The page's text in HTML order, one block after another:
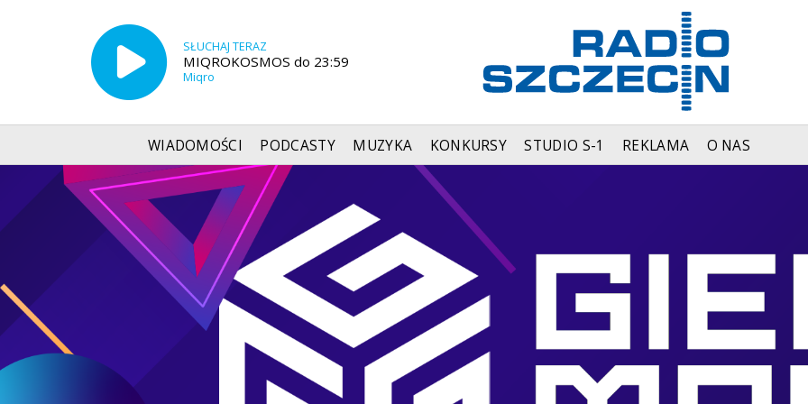
SŁUCHAJ TERAZ
MIQROKOSMOS do 23:59
Miqro
WIADOMOŚCI PODCASTY MUZYKA KONKURSY STUDIO S-1 REKLAMA O NAS